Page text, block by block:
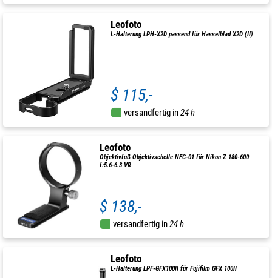
Leofoto
L-Halterung LPH-X2D passend für Hasselblad X2D (II)
$ 115,-
versandfertig in24 h
Leofoto
Objektivfuß Objektivschelle NFC-01 für Nikon Z 180-600
f:5.6-6.3 VR
$ 138,-
versandfertig in24 h
Leofoto
L-Halterung LPF-GFX100II für Fujifilm GFX 100II